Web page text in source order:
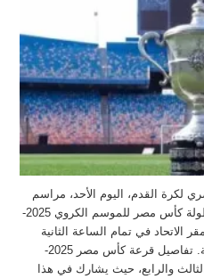
القدم، اليوم الأحد، مراسم
سحب قرعة الدور التمهيدي الأول لبطولة كأس مصر للموسم الكروي 2025-
الاتحاد في تمام الساعة الثانية
ظهرًا، بحضور ممثلي الأندية المشاركة. تفاصيل قرعة كأس مصر 2025-
الثالث والرابع، حيث يشارك في هذا